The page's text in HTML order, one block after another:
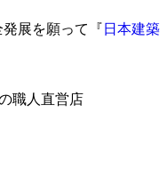
展を願って『 日本建築
職人直営店